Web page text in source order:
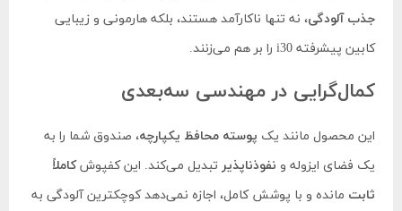
جذب آلودگی، نه تنها ناکارآمد هستند، بلکه هارمونی و زیبایی
کابین پیشرفته i30 را بر هم می‌زنند.
کمال‌گرایی در مهندسی سه‌بعدی
این محصول مانند یک پوسته محافظ یکپارچه، صندوق شما را به
یک فضای ایزوله و نفوذناپذیر تبدیل می‌کند. این کفپوشکاملاً
ثابت مانده و با پوشش کامل، اجازه نمی‌دهد کوچکترین آلودگی به